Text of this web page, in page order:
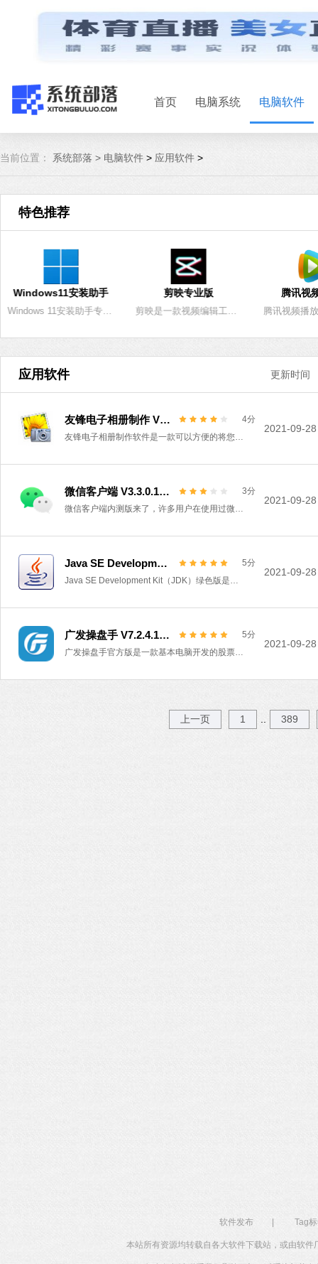
首页 电脑系统 电脑软件
当前位置： 系统部落 > 电脑软件 > 应用软件 >
特色推荐
Windows11安装助手
Windows 11安装助手专为Win11用户大众的Win11系统安装升级工具，Win11正式版已经发布了，相信很多用户都想安装升级最新版的Win11系统，这里小编为大家带来这款Win11安装升级工具，让你可以一键快速那种Win11系统，而且电脑的数据文件不会丢失！
剪映专业版
剪映是一款视频编辑工具，带有全面的剪辑功能，支持变速，有多样滤镜和美颜的效果，有丰富的曲库资源。不仅可以视频轨 音频轨编辑功能，还能识别语音生成字幕，满足用户不同的创作需求。系统部落为您提供剪映专业版下载，快来体验吧！
腾讯视
应用软件 更新时间
友锋电子相册制作 V9.9.7.2896 绿色标准版
4分
友锋电子相册制作软件是一款可以方便的将您的照片制作成电子相册的软件。软件可以方便的将您的照片制作成电子相册，并可对电子相册设置密码，方便您收藏、管理大量相片。 可以为照片添加文字注释及声音注释。
2021-09-28
微信客户端 V3.3.0.16 Bate版
3分
微信客户端内测版来了，许多用户在使用过微信电脑版的时候都知道无法浏览朋友圈，而目前最新版的内测版本推出了朋友圈功能，用户可以直接通过电脑客户端直接浏览朋友圈，上班摸鱼再也不用手机了！有需要的小伙伴快来下载吧！
2021-09-28
Java SE Development Kit(JDK) 16.0.1 绿色版
5分
Java SE Development Kit（JDK）绿色版是一款十分专业的Java语言编程工具。处于孵化器第三阶段的 Foreign-Memory Access API，该 API 允许 Java 应用程序安全有效地访问 Java 堆之外的外部内存。 软件功能 Vector API （Incubator） 处于孵化阶段的 Vector A
2021-09-28
广发操盘手 V7.2.4.1081 官方版
5分
广发操盘手官方版是一款基本电脑开发的股票软件工具。广发操盘手电脑版功能强大，能帮您实时查看股市行情动态，了解最新的股票市场资讯。软件安全可靠且操作简单，全方位满足交易需求。欢迎有需要的朋友前来下载使用！
2021-09-28
上一页 1 389
软件发布 Tag
本站所有资源均转载自各大软件下载站，或由软